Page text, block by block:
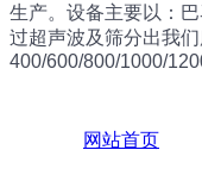
生产。设备主要以：
过超声波及筛分出我们
400/600/800/1000/
网站首页